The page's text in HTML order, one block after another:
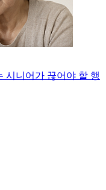
시니어가 끊어야 할 행